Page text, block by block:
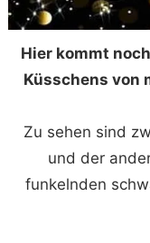
Hier kommt
Küsschens von
Zu sehen sind
und der
funkelnden